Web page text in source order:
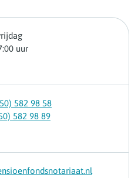
uur
582 98 58
582 98 89